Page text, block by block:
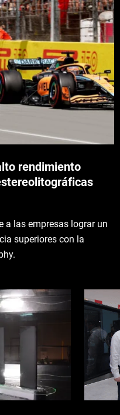
rendimiento
a las empresas lograr un
superiores con la